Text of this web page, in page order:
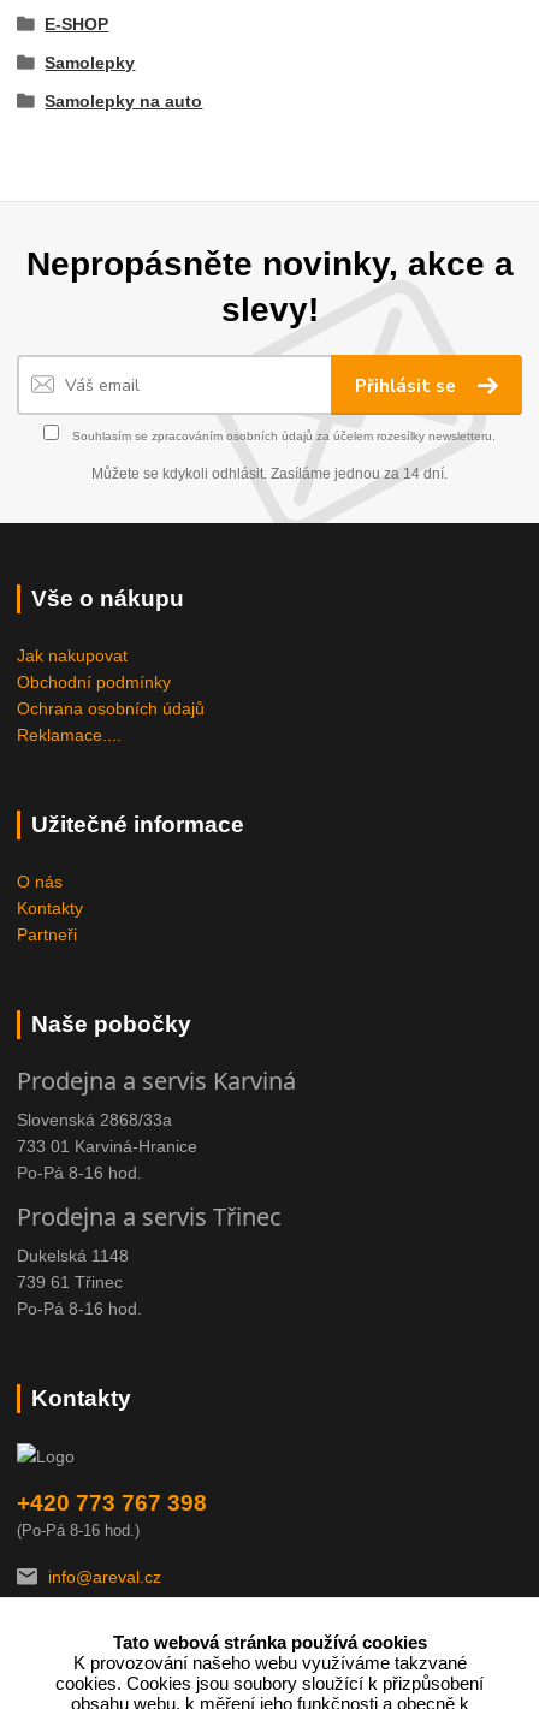
E-SHOP
Samolepky
Samolepky na auto
Nepropásněte novinky, akce a
slevy!
Přihlásit se
Souhlasím se zpracováním osobních údajů za účelem rozesílky newsletteru.
Můžete se kdykoli odhlásit. Zasíláme jednou za 14 dní.
Vše o nákupu
Jak nakupovat
Obchodní podmínky
Ochrana osobních údajů
Reklamace....
Užitečné informace
O nás
Kontakty
Partneři
Naše pobočky
Prodejna a servis Karviná
Slovenská 2868/33a
733 01 Karviná-Hranice
Po-Pá 8-16 hod.
Prodejna a servis Třinec
Dukelská 1148
739 61 Třinec
Po-Pá 8-16 hod.
Kontakty
+420 773 767 398
(Po-Pá 8-16 hod.)
info@areval.cz
Tato webová stránka používá cookies
K provozování našeho webu využíváme takzvané
cookies. Cookies jsou soubory sloužící k přizpůsobení
obsahu webu, k měření jeho funkčnosti a obecně k